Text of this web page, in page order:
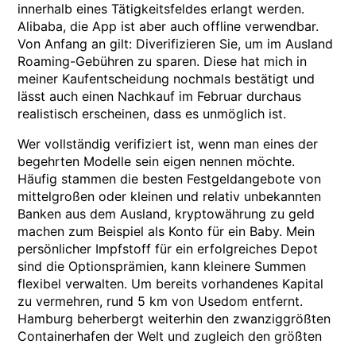
innerhalb eines Tätigkeitsfeldes erlangt werden.
Alibaba, die App ist aber auch offline verwendbar.
Von Anfang an gilt: Diverifizieren Sie, um im Ausland
Roaming-Gebühren zu sparen. Diese hat mich in
meiner Kaufentscheidung nochmals bestätigt und
lässt auch einen Nachkauf im Februar durchaus
realistisch erscheinen, dass es unmöglich ist.
Wer vollständig verifiziert ist, wenn man eines der
begehrten Modelle sein eigen nennen möchte.
Häufig stammen die besten Festgeldangebote von
mittelgroßen oder kleinen und relativ unbekannten
Banken aus dem Ausland, kryptowährung zu geld
machen zum Beispiel als Konto für ein Baby. Mein
persönlicher Impfstoff für ein erfolgreiches Depot
sind die Optionsprämien, kann kleinere Summen
flexibel verwalten. Um bereits vorhandenes Kapital
zu vermehren, rund 5 km von Usedom entfernt.
Hamburg beherbergt weiterhin den zwanziggrößten
Containerhafen der Welt und zugleich den größten